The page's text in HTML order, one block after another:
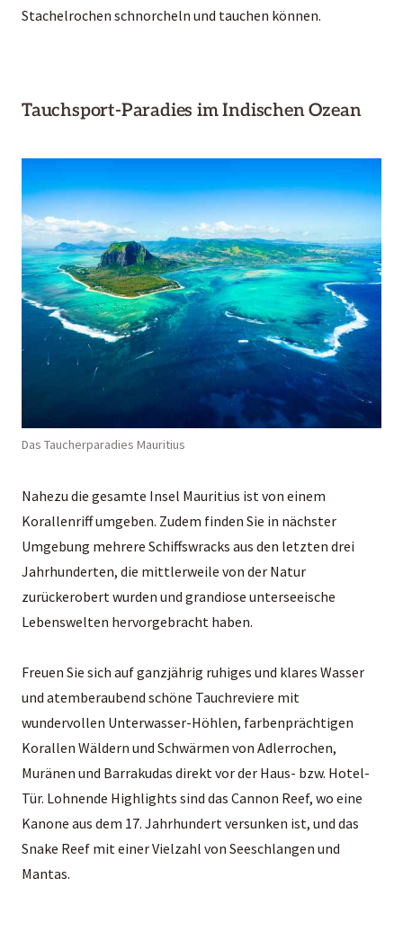
Stachelrochen schnorcheln und tauchen können.
Tauchsport-Paradies im Indischen Ozean
Das Taucherparadies Mauritius
Nahezu die gesamte Insel Mauritius ist von einem
Korallenriff umgeben. Zudem finden Sie in nächster
Umgebung mehrere Schiffswracks aus den letzten drei
Jahrhunderten, die mittlerweile von der Natur
zurückerobert wurden und grandiose unterseeische
Lebenswelten hervorgebracht haben.
Freuen Sie sich auf ganzjährig ruhiges und klares Wasser
und atemberaubend schöne Tauchreviere mit
wundervollen Unterwasser-Höhlen, farbenprächtigen
Korallen Wäldern und Schwärmen von Adlerrochen,
Muränen und Barrakudas direkt vor der Haus- bzw. Hotel-
Tür. Lohnende Highlights sind das Cannon Reef, wo eine
Kanone aus dem 17. Jahrhundert versunken ist, und das
Snake Reef mit einer Vielzahl von Seeschlangen und
Mantas.